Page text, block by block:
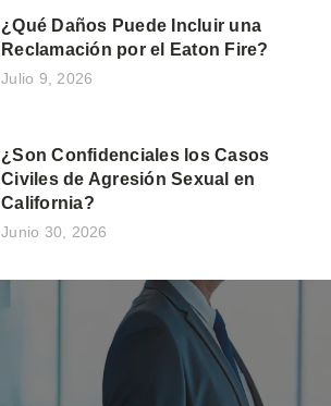
¿Qué Daños Puede Incluir una
Reclamación por el Eaton Fire?
Julio 9, 2026
¿Son Confidenciales los Casos
Civiles de Agresión Sexual en
California?
Junio 30, 2026